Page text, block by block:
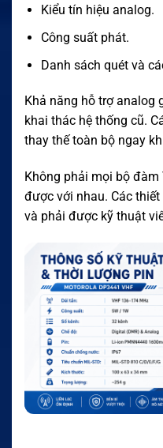
Kiểu tín hiệu analog.
Công suất phát.
Danh sách quét và
Khả năng hỗ trợ analog
khai thác hệ thống cũ.
thay thế toàn bộ ngay
Không phải mọi bộ
được với nhau. Các
và phải được kỹ thuật